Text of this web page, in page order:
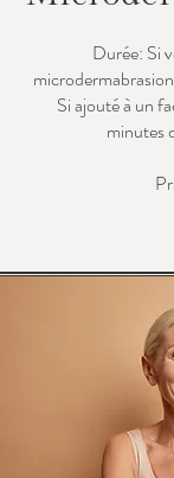
Durée: Si
Si ajouté à un
minutes